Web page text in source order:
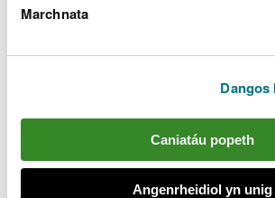
Marchnata
Dangos
Caniatáu popeth
Angenrheidiol yn unig
Nid yw’n effeithio ar safle
Mae dŵr yn cael ei ryddhau i
i lawr yr afon o’r gweithfeydd